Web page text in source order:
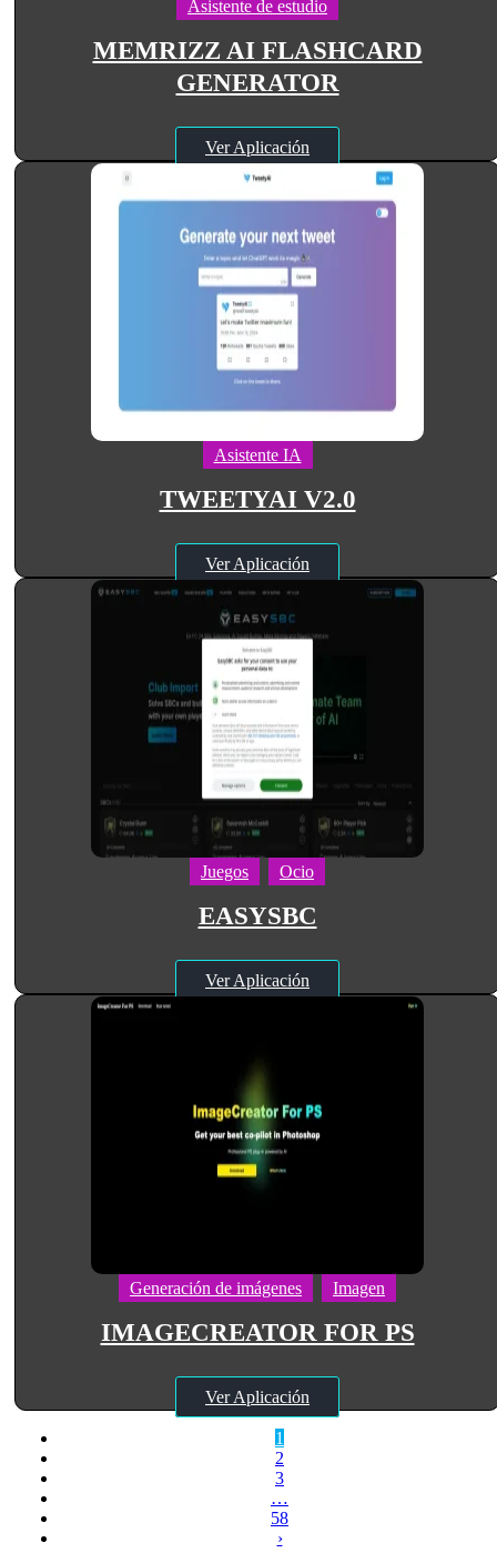
Asistente de estudio
MEMRIZZ AI FLASHCARD
GENERATOR
Ver Aplicación
Asistente IA
TWEETYAI V2.0
Ver Aplicación
Juegos Ocio
EASYSBC
Ver Aplicación
Generación de imágenes Imagen
IMAGECREATOR FOR PS
Ver Aplicación
1
2
3
…
58
›